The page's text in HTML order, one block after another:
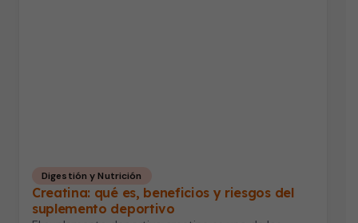
Digestión y Nutrición
Creatina: qué es, beneficios y riesgos del
suplemento deportivo